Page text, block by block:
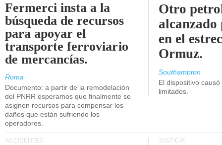
Fermerci insta a la
búsqueda de recursos
para apoyar el
transporte ferroviario
de mercancías.
Roma
Documento: a partir de la remodelación
del PNRR esperamos que finalmente se
asignen recursos para compensar los
daños que están sufriendo los
operadores.
Otro
en el
Ormuz.
Southampton
El dispositivo
limitados.
ACCIDENTES JUSTICIA